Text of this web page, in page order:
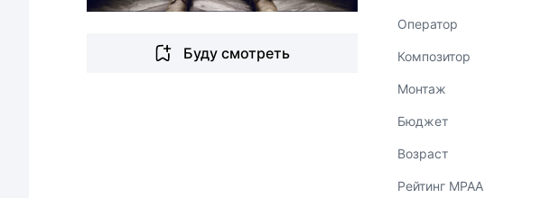
Буду смотреть
Оператор
Композитор
Монтаж
Бюджет
Возраст
Рейтинг MPAA